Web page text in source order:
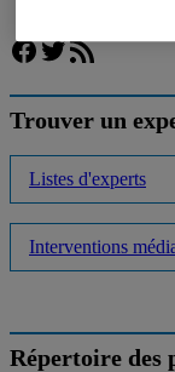
Facebook
Twitter
Flux RSS
Trouver un
Listes d'experts
Interventions
Répertoire des